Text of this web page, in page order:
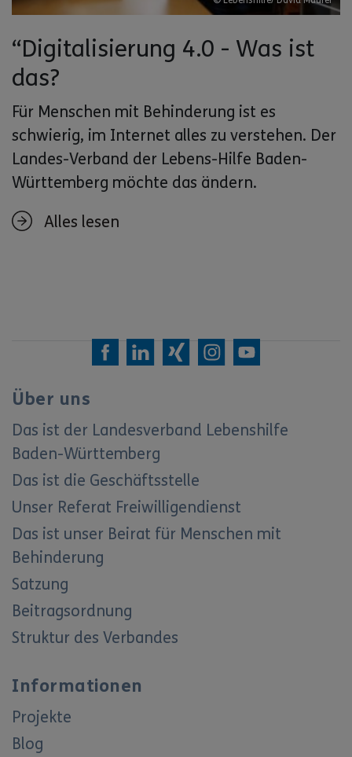
“Digitalisierung 4.0 - Was ist
das?
Für Menschen mit Behinderung ist es
schwierig, im Internet alles zu verstehen. Der
Landes-Verband der Lebens-Hilfe Baden-
Württemberg möchte das ändern.
Alles lesen
Über uns
Das ist der Landesverband Lebenshilfe
Baden-Württemberg
Das ist die Geschäftsstelle
Unser Referat Freiwilligendienst
Das ist unser Beirat für Menschen mit
Behinderung
Satzung
Beitragsordnung
Struktur des Verbandes
Informationen
Projekte
Blog